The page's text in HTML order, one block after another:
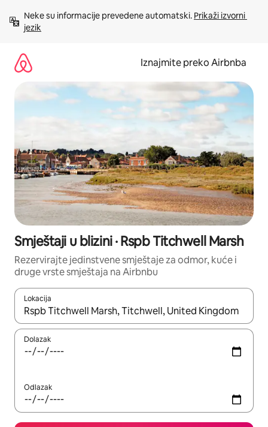
sadržaj
Neke su informacije prevedene automatski. Prikaži izvorni
jezik
Iznajmite preko Airbnba
Smještaji u blizini · Rspb Titchwell Marsh
Rezervirajte jedinstvene smještaje za odmor, kuće i
druge vrste smještaja na Airbnbu
Lokacija
Kada budu dostupni rezultati, moći ćete ih pregledati
Dolazak
Odlazak